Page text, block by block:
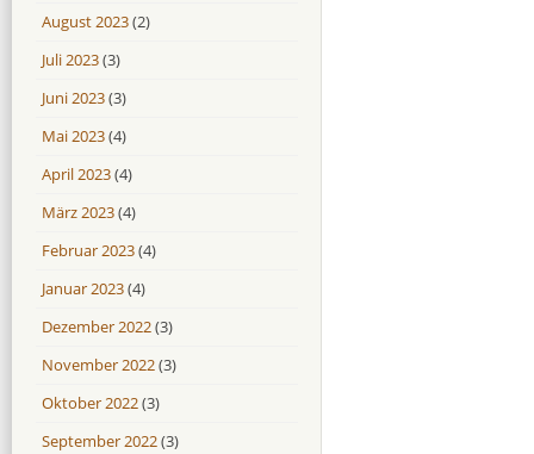
August 2023(2)
Juli 2023(3)
Juni 2023(3)
Mai 2023(4)
April 2023(4)
März 2023(4)
Februar 2023(4)
Januar 2023(4)
Dezember 2022(3)
November 2022(3)
Oktober 2022(3)
September 2022(3)